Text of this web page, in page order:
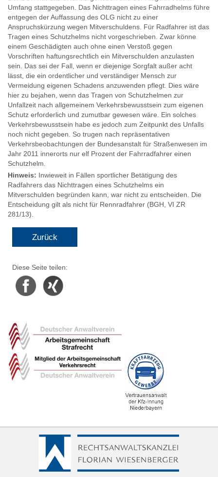
Umfang stattgegeben. Das Nichttragen eines Fahrradhelms führe
entgegen der Auffassung des OLG nicht zu einer
Anspruchskürzung wegen Mitverschuldens. Für Radfahrer ist das
Tragen eines Schutzhelms nicht vorgeschrieben. Zwar könne
einem Geschädigten auch ohne einen Verstoß gegen
Vorschriften haftungsrechtlich ein Mitverschulden anzulasten
sein. Das sei der Fall, wenn er diejenige Sorgfalt außer acht
lässt, die ein ordentlicher und verständiger Mensch zur
Vermeidung eigenen Schadens anzuwenden pflegt. Dies wäre
hier zu bejahen, wenn das Tragen von Schutzhelmen zur
Unfallzeit nach allgemeinem Verkehrsbewusstsein zum eigenen
Schutz erforderlich und zumutbar gewesen wäre. Ein solches
Verkehrsbewusstsein habe es jedoch zum Zeitpunkt des Unfalls
noch nicht gegeben. So trugen nach repräsentativen
Verkehrsbeobachtungen der Bundesanstalt für Straßenwesen im
Jahr 2011 innerorts nur elf Prozent der Fahrradfahrer einen
Schutzhelm.
Hinweis: Inwieweit in Fällen sportlicher Betätigung des
Radfahrers das Nichttragen eines Schutzhelms ein
Mitverschulden begründen kann, war nicht zu entscheiden. Die
Entscheidung gilt als nicht für Rennradfahrer (BGH, VI ZR
281/13).
Zurück
Diese Seite teilen:
Facebook Xing